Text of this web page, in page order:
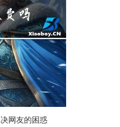
网友的困惑